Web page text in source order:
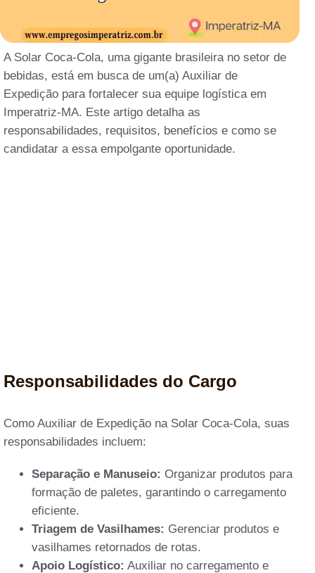
A Solar Coca-Cola, uma gigante brasileira no setor de
bebidas, está em busca de um(a) Auxiliar de
Expedição para fortalecer sua equipe logística em
Imperatriz-MA. Este artigo detalha as
responsabilidades, requisitos, benefícios e como se
candidatar a essa empolgante oportunidade.
Responsabilidades do Cargo
Como Auxiliar de Expedição na Solar Coca-Cola, suas
responsabilidades incluem:
Separação e Manuseio: Organizar produtos para
formação de paletes, garantindo o carregamento
eficiente.
Triagem de Vasilhames: Gerenciar produtos e
vasilhames retornados de rotas.
Apoio Logístico: Auxiliar no carregamento e